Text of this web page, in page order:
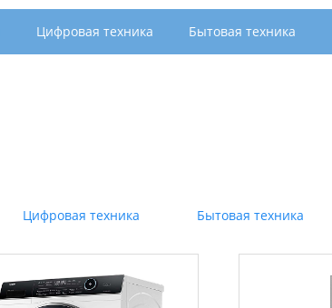
Цифровая техника Бытовая техника
Цифровая техника Бытовая техника